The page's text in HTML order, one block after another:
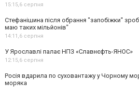
15:15, 6 серпня
Стефанішина після обрання "запобіжки"
маю таких мільйонів"
14:11, 6 серпня
У Ярославлі палає НПЗ «Славнєфть-ЯНОС»
12:15, 6 серпня
Росія вдарила по суховантажу у Чорному
моряка